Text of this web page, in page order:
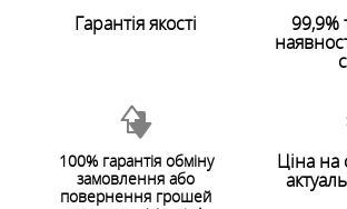
ЗАЛИШИТИ ВІДГУК
Гарантія якості 99,9%
100% гарантія обміну
замовлення або
повернення грошей
Ціна на